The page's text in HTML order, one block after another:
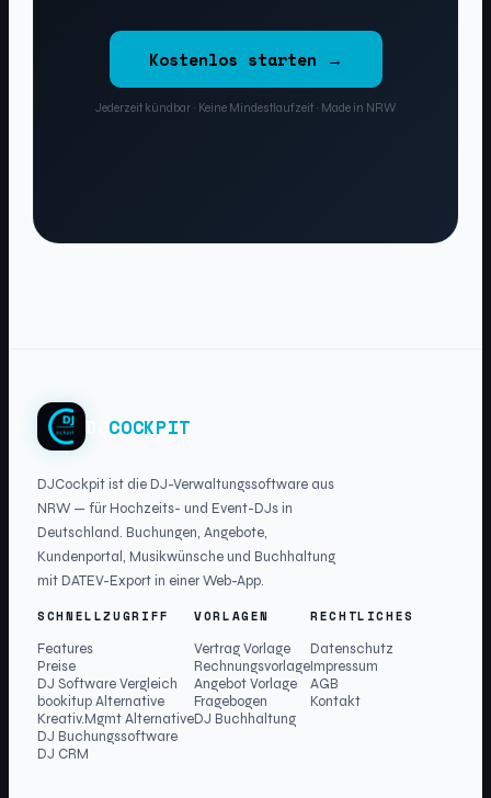
Kostenlos starten →
Jederzeit kündbar · Keine Mindestlaufzeit · Made in NRW
DJ COCKPIT
DJCockpit ist die DJ-Verwaltungssoftware aus
NRW — für Hochzeits- und Event-DJs in
Deutschland. Buchungen, Angebote,
Kundenportal, Musikwünsche und Buchhaltung
mit DATEV-Export in einer Web-App.
SCHNELLZUGRIFF
Features
Preise
DJ Software Vergleich
bookitup Alternative
Kreativ.Mgmt Alternative
DJ Buchungssoftware
DJ CRM
VORLAGEN
Vertrag Vorlage
Rechnungsvorlage
Angebot Vorlage
Fragebogen
DJ Buchhaltung
RECHTLICHES
Datenschutz
Impressum
AGB
Kontakt